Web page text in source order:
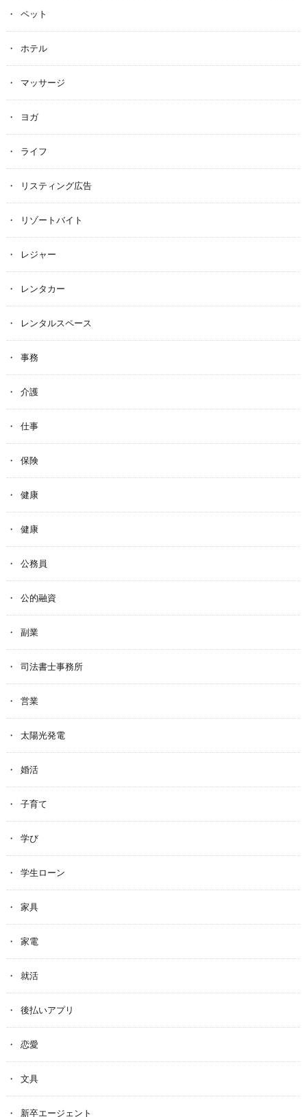
ペット
ホテル
マッサージ
ヨガ
ライフ
リスティング広告
リゾートバイト
レジャー
レンタカー
レンタルスペース
事務
介護
仕事
保険
健康
健康
公務員
公的融資
副業
司法書士事務所
営業
太陽光発電
婚活
子育て
学び
学生ローン
家具
家電
就活
後払いアプリ
恋愛
文具
新卒エージェント